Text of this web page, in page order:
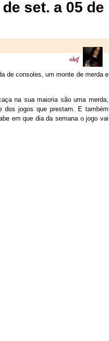
set. a 05 de
olaf
de consoles, um monte de merda e
na sua maioria são uma merda,
dos jogos que prestam. E também
em que dia da semana o jogo vai